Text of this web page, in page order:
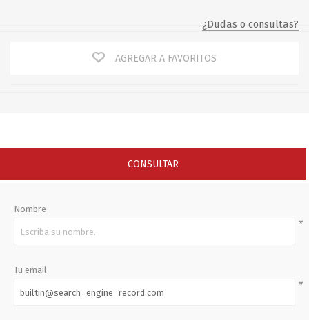
¿Dudas o consultas?
AGREGAR A FAVORITOS
CONSULTAR
Nombre
*
Tu email
*